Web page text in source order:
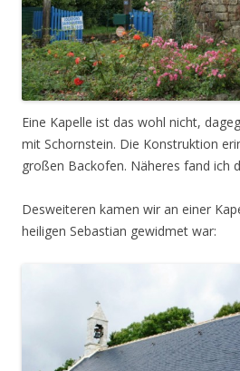
Eine Kapelle ist das wohl nicht,
mit Schornstein. Die Konstruktion
großen Backofen. Näheres fand ich
Desweiteren kamen wir an einer
heiligen Sebastian gewidmet war: